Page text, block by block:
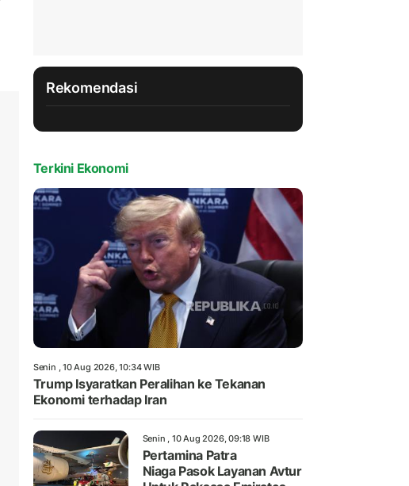
Rekomendasi
Terkini Ekonomi
Senin , 10 Aug 2026, 10:34 WIB
Trump Isyaratkan Peralihan ke Tekanan
Ekonomi terhadap Iran
Senin , 10 Aug 2026, 09:18 WIB
Pertamina Patra
Niaga Pasok Layanan Avtur